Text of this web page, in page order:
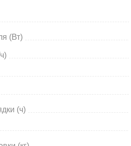
(Вт)
(ч)